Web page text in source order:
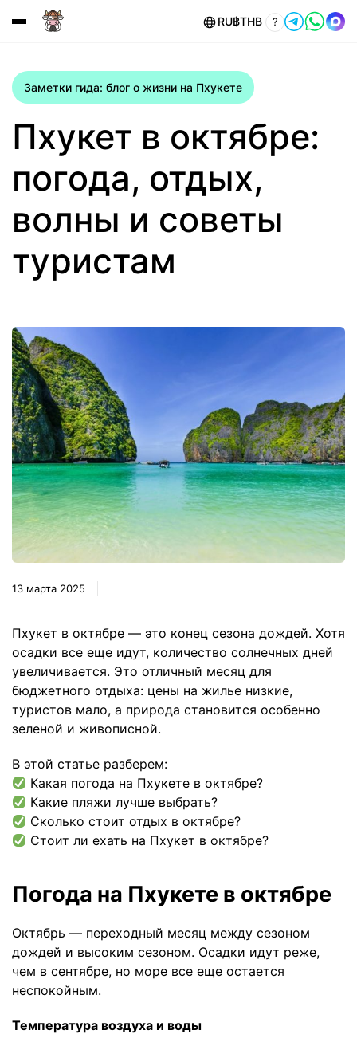
RU฿THB ?
Заметки гида: блог о жизни на Пхукете
Пхукет в октябре:
погода, отдых,
волны и советы
туристам
13 марта 2025
Пхукет в октябре — это конец сезона дождей. Хотя
осадки все еще идут, количество солнечных дней
увеличивается. Это отличный месяц для
бюджетного отдыха: цены на жилье низкие,
туристов мало, а природа становится особенно
зеленой и живописной.
В этой статье разберем:
Какая погода на Пхукете в октябре?
Какие пляжи лучше выбрать?
Сколько стоит отдых в октябре?
Стоит ли ехать на Пхукет в октябре?
Погода на Пхукете в октябре
Октябрь — переходный месяц между сезоном
дождей и высоким сезоном. Осадки идут реже,
чем в сентябре, но море все еще остается
неспокойным.
Температура воздуха и воды